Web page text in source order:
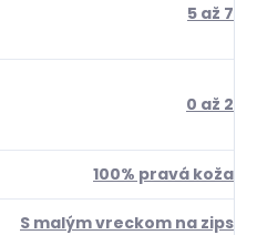
5 až 7
0 až 2
100% pravá koža
S malým vreckom na zips